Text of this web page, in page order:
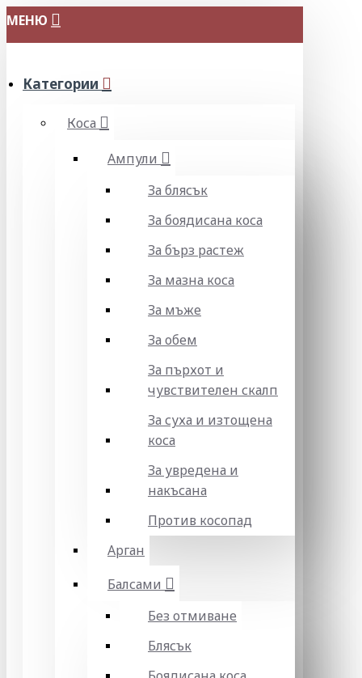
МЕНЮ
Категории
Коса
Ампули
За блясък
За боядисана коса
За бърз растеж
За мазна коса
За мъже
За обем
За пърхот и
чувствителен скалп
За суха и изтощена
коса
За увредена и
накъсана
Против косопад
Арган
Балсами
Без отмиване
Блясък